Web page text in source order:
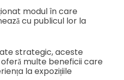
modul în care
cu publicul lor la
strategic, aceste
multe beneficii care
la expozițiile